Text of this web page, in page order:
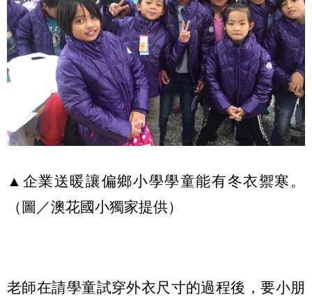
▲企業送暖讓偏鄉小學學童能有冬衣禦寒。
（圖／澳花國小獨家提供）
老師在請學童試穿外衣尺寸的過程後，要小朋